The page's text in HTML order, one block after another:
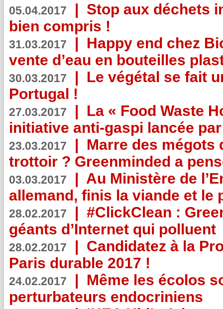
05.04.2017 | Stop aux déchets
bien compris !
31.03.2017 | Happy end chez
vente d’eau en bouteilles
30.03.2017 | Le végétal se fait
Portugal !
27.03.2017 | La « Food Waste
initiative anti-gaspi lancée
23.03.2017 | Marre des mégots
trottoir ? Greenminded a
03.03.2017 | Au Ministère de
allemand, finis la viande et le
28.02.2017 | #ClickClean :
géants d’Internet qui polluent
28.02.2017 | Candidatez à la
Paris durable 2017 !
24.02.2017 | Même les écolos
perturbateurs endocriniens